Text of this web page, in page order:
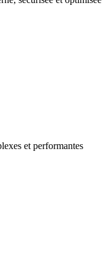
et performantes